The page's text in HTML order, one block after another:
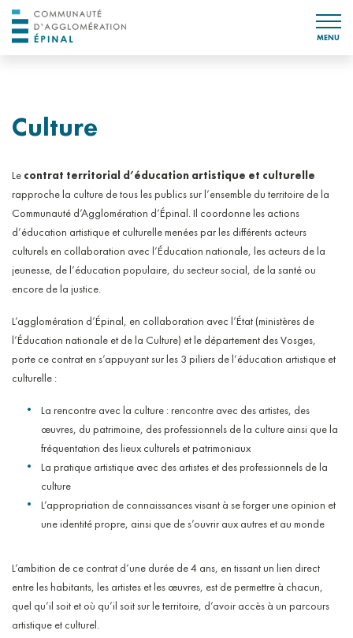
MENU
Culture
Le contrat territorial d’éducation artistique et culturelle
rapproche la culture de tous les publics sur l’ensemble du territoire de la
Communauté d’Agglomération d’Épinal. Il coordonne les actions
d’éducation artistique et culturelle menées par les différents acteurs
culturels en collaboration avec l’Éducation nationale, les acteurs de la
jeunesse, de l’éducation populaire, du secteur social, de la santé ou
encore de la justice.
L’agglomération d’Épinal, en collaboration avec l’État (ministères de
l’Éducation nationale et de la Culture) et le département des Vosges,
porte ce contrat en s’appuyant sur les 3 piliers de l’éducation artistique et
culturelle :
La rencontre avec la culture : rencontre avec des artistes, des
œuvres, du patrimoine, des professionnels de la culture ainsi que la
fréquentation des lieux culturels et patrimoniaux
La pratique artistique avec des artistes et des professionnels de la
culture
L’appropriation de connaissances visant à se forger une opinion et
une identité propre, ainsi que de s’ouvrir aux autres et au monde
L’ambition de ce contrat d’une durée de 4 ans, en tissant un lien direct
entre les habitants, les artistes et les œuvres, est de permettre à chacun,
quel qu’il soit et où qu’il soit sur le territoire, d’avoir accès à un parcours
artistique et culturel.